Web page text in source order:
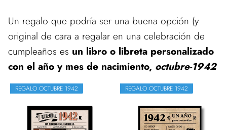
Un regalo que podría ser una buena opción (y
original de cara a regalar en una celebración de
cumpleaños es un libro o libreta personalizado
con el año y mes de nacimiento, octubre-1942
REGALO OCTUBRE 1942 REGALO OCTUBRE 1942